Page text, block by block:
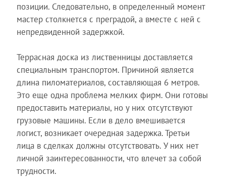
позиции. Следовательно, в определенный момент
мастер столкнется с преградой, а вместе с ней с
непредвиденной задержкой.
Террасная доска из лиственницы доставляется
специальным транспортом. Причиной является
длина пиломатериалов, составляющая 6 метров.
Это еще одна проблема мелких фирм. Они готовы
предоставить материалы, но у них отсутствуют
грузовые машины. Если в дело вмешивается
логист, возникает очередная задержка. Третьи
лица в сделках должны отсутствовать. У них нет
личной заинтересованности, что влечет за собой
трудности.